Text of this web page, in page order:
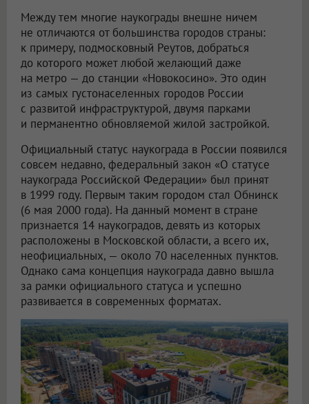
Между тем многие наукограды внешне ничем
не отличаются от большинства городов страны:
к примеру, подмосковный Реутов, добраться
до которого может любой желающий даже
на метро — до станции «Новокосино». Это один
из самых густонаселенных городов России
с развитой инфраструктурой, двумя парками
и перманентно обновляемой жилой застройкой.
Официальный статус наукограда в России появился
совсем недавно, федеральный закон «О статусе
наукограда Российской Федерации» был принят
в 1999 году. Первым таким городом стал Обнинск
(6 мая 2000 года). На данный момент в стране
признается 14 наукоградов, девять из которых
расположены в Московской области, а всего их,
неофициальных, — около 70 населенных пунктов.
Однако сама концепция наукограда давно вышла
за рамки официального статуса и успешно
развивается в современных форматах.